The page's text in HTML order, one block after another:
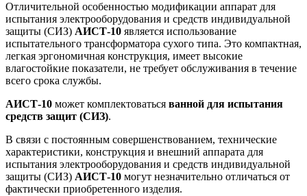
Отличительной особенностью модификации аппарат для
испытания электрооборудования и средств индивидуальной
защиты (СИЗ) АИСТ-10 является использование
испытательного трансформатора сухого типа. Это компактная,
легкая эргономичная конструкция, имеет высокие
влагостойкие показатели, не требует обслуживания в течение
всего срока службы.
АИСТ-10 может комплектоваться ванной для испытания
средств защит (СИЗ).
В связи с постоянным совершенствованием, технические
характеристики, конструкция и внешний аппарата для
испытания электрооборудования и средств индивидуальной
защиты (СИЗ) АИСТ-10 могут незначительно отличаться от
фактически приобретенного изделия.